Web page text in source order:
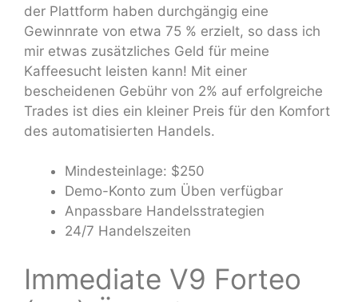
der Plattform haben durchgängig eine
Gewinnrate von etwa 75 % erzielt, so dass ich
mir etwas zusätzliches Geld für meine
Kaffeesucht leisten kann! Mit einer
bescheidenen Gebühr von 2% auf erfolgreiche
Trades ist dies ein kleiner Preis für den Komfort
des automatisierten Handels.
Mindesteinlage: $250
Demo-Konto zum Üben verfügbar
Anpassbare Handelsstrategien
24/7 Handelszeiten
Immediate V9 Forteo